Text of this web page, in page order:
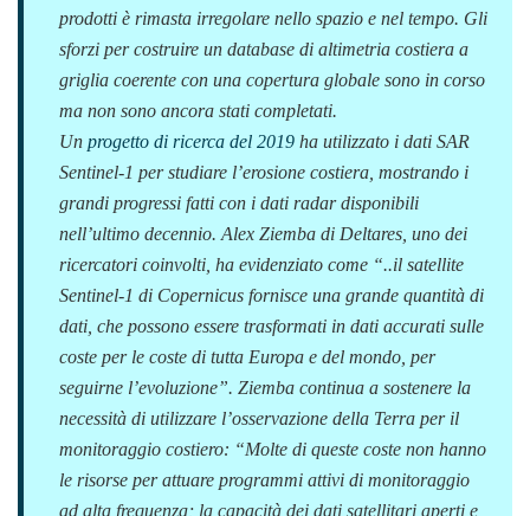
prodotti è rimasta irregolare nello spazio e nel tempo. Gli
sforzi per costruire un database di altimetria costiera a
griglia coerente con una copertura globale sono in corso
ma non sono ancora stati completati.
Un progetto di ricerca del 2019 ha utilizzato i dati SAR
Sentinel-1 per studiare l’erosione costiera, mostrando i
grandi progressi fatti con i dati radar disponibili
nell’ultimo decennio. Alex Ziemba di Deltares, uno dei
ricercatori coinvolti, ha evidenziato come “..il satellite
Sentinel-1 di Copernicus fornisce una grande quantità di
dati, che possono essere trasformati in dati accurati sulle
coste per le coste di tutta Europa e del mondo, per
seguirne l’evoluzione”. Ziemba continua a sostenere la
necessità di utilizzare l’osservazione della Terra per il
monitoraggio costiero: “Molte di queste coste non hanno
le risorse per attuare programmi attivi di monitoraggio
ad alta frequenza; la capacità dei dati satellitari aperti e